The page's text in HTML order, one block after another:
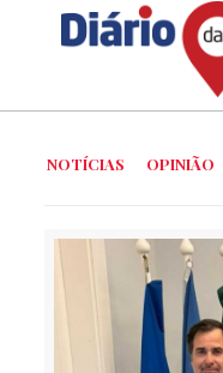
NOTÍCIAS OPINIÃO